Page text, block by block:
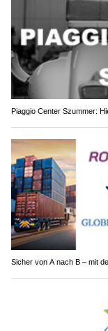
Piaggio Center Szummer:
Sicher von A nach B – mit